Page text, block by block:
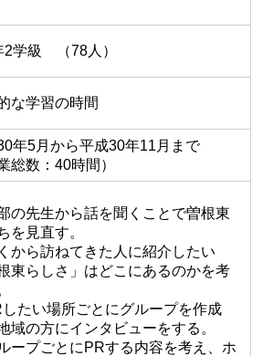
2学級 （78人）
な学習の時間
年5月から平成30年11月まで
総数：40時間）
の先生から話を聞くことで曽根東
を見直す。
から訪ねてきた人に紹介したい
根東らしさ」はどこにあるのかを考
したい場所ごとにグループを作成
域の方にインタビューをする。
ープごとにPRする内容を考え、ホ